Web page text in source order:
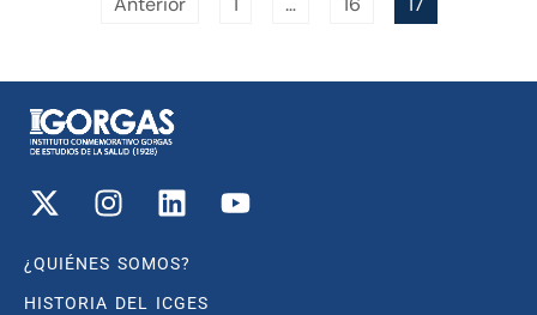
¿QUIÉNES SOMOS?
HISTORIA DEL ICGES